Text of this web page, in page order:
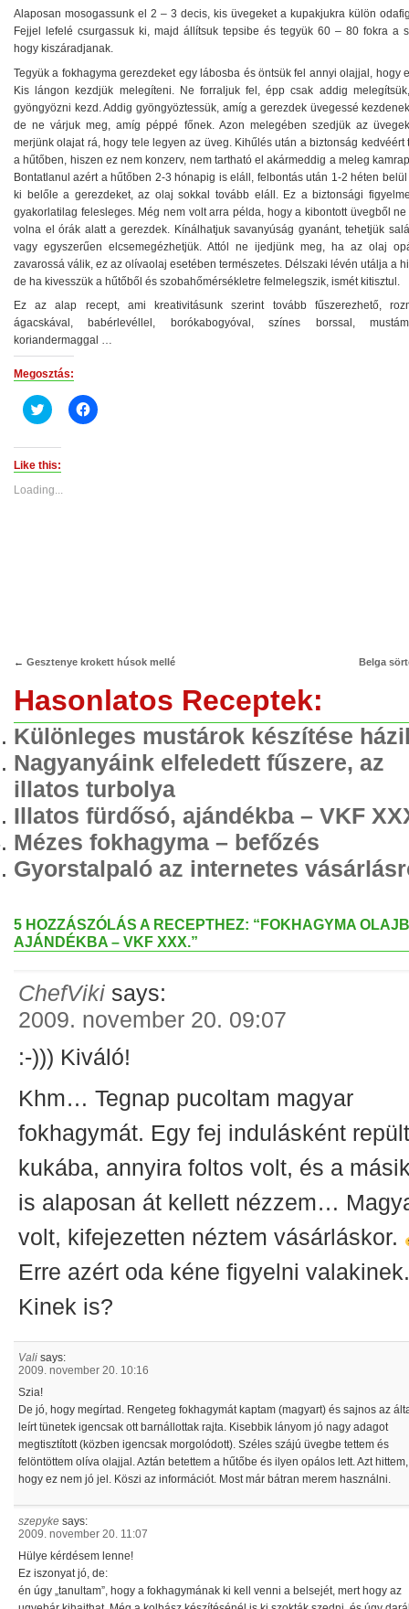
Alaposan mosogassunk el 2 – 3 decis, kis üvegeket a kupakjukra külön
Fejjel lefelé csurgassuk ki, majd állítsuk tepsibe és tegyük 60 – 80 fokra a
hogy kiszáradjanak.
Tegyük a fokhagyma gerezdeket egy lábosba és öntsük fel annyi olajjal, hogy
Kis lángon kezdjük melegíteni. Ne forraljuk fel, épp csak addig
gyöngyözni kezd. Addig gyöngyöztessük, amíg a gerezdek üvegessé
de ne várjuk meg, amíg péppé főnek. Azon melegében szedjük az
merjünk olajat rá, hogy tele legyen az üveg. Kihűlés után a biztonság kedvéért
a hűtőben, hiszen ez nem konzerv, nem tartható el akármeddig a meleg
Bontatlanul azért a hűtőben 2-3 hónapig is eláll, felbontás után 1-2 héten
ki belőle a gerezdeket, az olaj sokkal tovább eláll. Ez a biztonsági
gyakorlatilag felesleges. Még nem volt arra példa, hogy a kibontott üvegből ne
volna el órák alatt a gerezdek. Kínálhatjuk savanyúság gyanánt, tehetjük
vagy egyszerűen elcsemegézhetjük. Attól ne ijedjünk meg, ha az olaj
zavarossá válik, ez az olívaolaj esetében természetes. Délszaki lévén utálja a
de ha kivesszük a hűtőből és szobahőmérsékletre felmelegszik, ismét kitisztul.
Ez az alap recept, ami kreativitásunk szerint tovább fűszerezhető,
ágacskával, babérlevéllel, borókabogyóval, színes borssal,
koriandermaggal …
Megosztás:
Click
to
(Opens
new
Click
to
Like this:
Loading...
← Gesztenye krokett húsok mellé Belga
Hasonlatos Receptek:
Különleges mustárok készítése
Nagyanyáink elfeledett fűszere, az
illatos turbolya
Illatos fürdősó, ajándékba – VKF
Mézes fokhagyma – befőzés
Gyorstalpaló az internetes
5 HOZZÁSZÓLÁS A RECEPTHEZ: “FOKHAGYMA
AJÁNDÉKBA – VKF XXX.”
ChefViki says:
2009. november 20. 09:07
:-))) Kiváló!
Khm… Tegnap pucoltam magyar
fokhagymát. Egy fej indulásként
kukába, annyira foltos volt, és a
is alaposan át kellett nézzem…
volt, kifejezetten néztem vásárláskor.
Erre azért oda kéne figyelni
Kinek is?
Vali says:
2009. november 20. 10:16
Szia!
De jó, hogy megírtad. Rengeteg fokhagymát kaptam (magyart) és sajnos az
leírt tünetek igencsak ott barnállottak rajta. Kisebbik lányom jó nagy adagot
megtisztított (közben igencsak morgolódott). Széles szájú üvegbe tettem és
felöntöttem olíva olajjal. Aztán betettem a hűtőbe és ilyen opálos lett. Azt hittem,
hogy ez nem jó jel. Köszi az információt. Most már bátran merem használni.
szepyke says:
2009. november 20. 11:07
Hülye kérdésem lenne!
Ez iszonyat jó, de:
én úgy „tanultam”, hogy a fokhagymának ki kell venni a belsejét, mert hogy az